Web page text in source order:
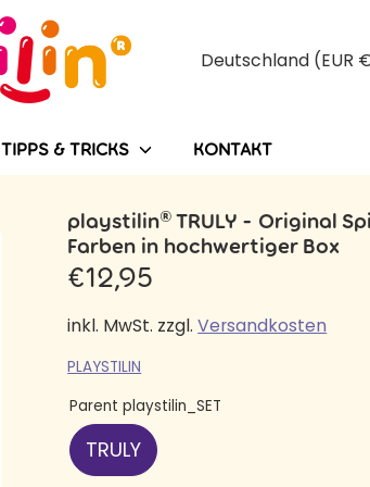
Währung
Deutschland (EUR
TIPPS & TRICKS KONTAKT
playstilin® TRULY - Original
Farben in hochwertiger Box
€12,95
inkl. MwSt. zzgl.Versandkosten
PLAYSTILIN
Parent playstilin_SET
TRULY